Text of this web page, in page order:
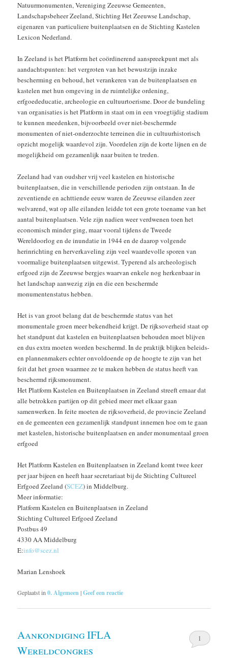
Natuurmonumenten, Vereniging Zeeuwse Gemeenten,
Landschapsbeheer Zeeland, Stichting Het Zeeuwse Landschap,
eigenaren van particuliere buitenplaatsen en de Stichting Kastelen
Lexicon Nederland.
In Zeeland is het Platform het coördinerend aanspreekpunt met als
aandachtspunten: het vergroten van het bewustzijn inzake
bescherming en behoud, het verankeren van de buitenplaatsen en
kastelen met hun omgeving in de ruimtelijke ordening,
erfgoededucatie, archeologie en cultuurtoerisme. Door de bundeling
van organisaties is het Platform in staat om in een vroegtijdig stadium
te kunnen meedenken, bijvoorbeeld over niet-beschermde
monumenten of niet-onderzochte terreinen die in cultuurhistorisch
opzicht mogelijk waardevol zijn. Voordelen zijn de korte lijnen en de
mogelijkheid om gezamenlijk naar buiten te treden.
Zeeland had van oudsher vrij veel kastelen en historische
buitenplaatsen, die in verschillende perioden zijn ontstaan. In de
zeventiende en achttiende eeuw waren de Zeeuwse eilanden zeer
welvarend, wat op alle eilanden leidde tot een grote toename van het
aantal buitenplaatsen. Vele zijn nadien weer verdwenen toen het
economisch minder ging, maar vooral tijdens de Tweede
Wereldoorlog en de inundatie in 1944 en de daarop volgende
herinrichting en herverkaveling zijn veel waardevolle sporen van
voormalige buitenplaatsen uitgewist. Typerend als archeologisch
erfgoed zijn de Zeeuwse bergjes waarvan enkele nog herkenbaar in
het landschap aanwezig zijn en die een beschermde
monumentenstatus hebben.
Het is van groot belang dat de beschermde status van het
monumentale groen meer bekendheid krijgt. De rijksoverheid staat op
het standpunt dat kastelen en buitenplaatsen behouden moet blijven
en dus extra moeten worden beschermd. In de praktijk blijken beleids-
en plannenmakers echter onvoldoende op de hoogte te zijn van het
feit dat het groen waarmee ze te maken hebben de status heeft van
beschermd rijksmonument.
Het Platform Kastelen en Buitenplaatsen in Zeeland streeft ernaar dat
alle betrokken partijen op dit gebied meer met elkaar gaan
samenwerken. In feite moeten de rijksoverheid, de provincie Zeeland
en de gemeenten een gezamenlijk standpunt innemen hoe om te gaan
met kastelen, historische buitenplaatsen en ander monumentaal groen
erfgoed
Het Platform Kastelen en Buitenplaatsen in Zeeland komt twee keer
per jaar bijeen en heeft haar secretariaat bij de Stichting Cultureel
Erfgoed Zeeland (SCEZ) in Middelburg.
Meer informatie:
Platform Kastelen en Buitenplaatsen in Zeeland
Stichting Cultureel Erfgoed Zeeland
Postbus 49
4330 AA Middelburg
E:info@scez.nl
Marian Lenshoek
Geplaatst in 0. Algemeen |Geef een reactie
Aankondiging IFLA
Wereldcongres
1